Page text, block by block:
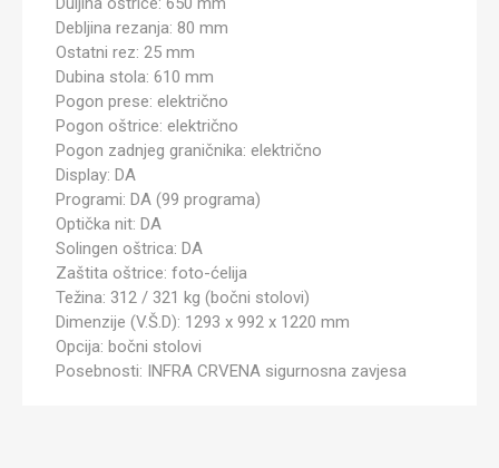
Debljina rezanja: 80 mm
Ostatni rez: 25 mm
Dubina stola: 610 mm
Pogon prese: električno
Pogon oštrice: električno
Pogon zadnjeg graničnika: električno
Display: DA
Programi: DA (99 programa)
Optička nit: DA
Solingen oštrica: DA
Zaštita oštrice: foto-ćelija
Težina: 312 / 321 kg (bočni stolovi)
Dimenzije (V.Š.D): 1293 x 992 x 1220 mm
Opcija: bočni stolovi
Posebnosti: INFRA CRVENA sigurnosna zavjesa